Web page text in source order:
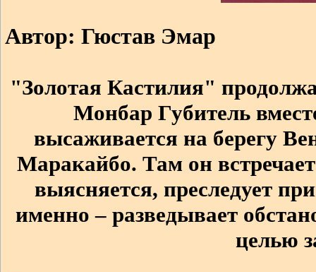
Автор: Гюстав Эмар
"Золотая Кастилия"
Монбар Губитель
высаживается на берегу
Маракайбо. Там он
выясняется, преследует
именно – разведывает
целью